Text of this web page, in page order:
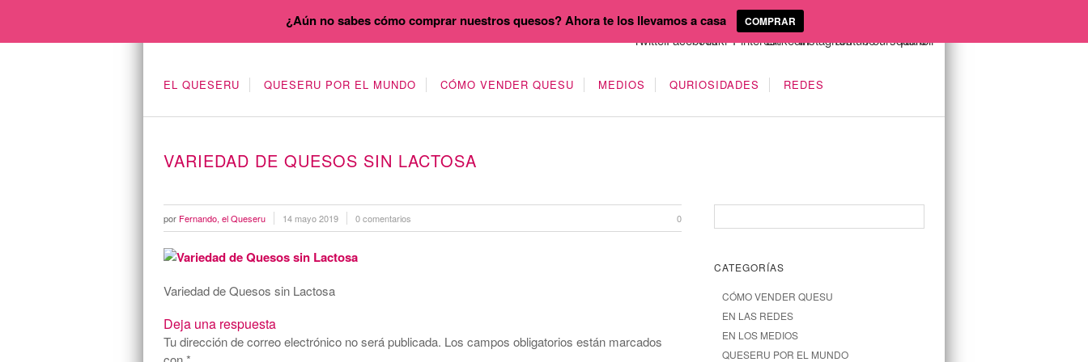
EL QUESERU QUESERU POR EL MUNDO CÓMO VENDER QUESU MEDIOS QURIOSIDADES REDES
VARIEDAD DE QUESOS SIN LACTOSA
por Fernando, el Queseru 14 mayo 2019 0 comentarios 0
Variedad de Quesos sin Lactosa
Deja una respuesta
Tu dirección de correo electrónico no será publicada. Los campos obligatorios están marcados
CATEGORÍAS
CÓMO VENDER QUESU
EN LAS REDES
EN LOS MEDIOS
QUESERU POR EL MUNDO
¿Aún no sabes cómo comprar nuestros quesos? Ahora te los llevamos a casa COMPRAR